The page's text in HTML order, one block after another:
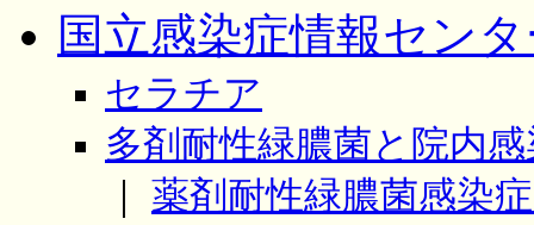
国立感染症情報セン
セラチア
多剤耐性緑膿菌と院内感
薬剤耐性緑膿菌感染